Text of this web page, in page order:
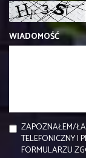
WIADOMOŚĆ
ZAPOZNAŁEM/
TELEFONICZNY I
FORMULARZU